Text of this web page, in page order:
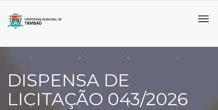
DISPENSA DE
LICITAÇÃO 043/2026